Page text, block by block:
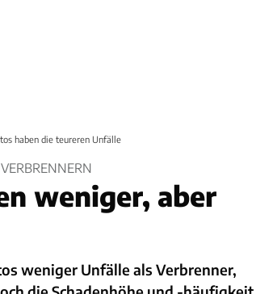
haben die teureren Unfälle
weniger, aber
weniger Unfälle als Verbrenner,